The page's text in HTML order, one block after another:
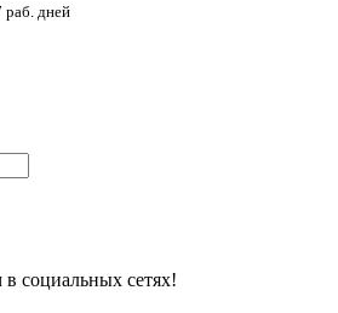
раб. дней
социальных сетях!